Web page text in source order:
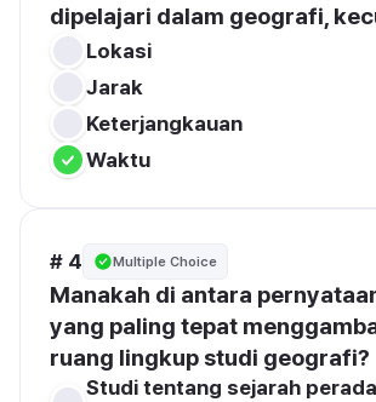
dipelajari dalam geografi,
Lokasi
Jarak
Keterjangkauan
Waktu
# 4 Multiple Choice
Manakah di antara
yang paling tepat
ruang lingkup studi geografi?
Studi tentang sejarah